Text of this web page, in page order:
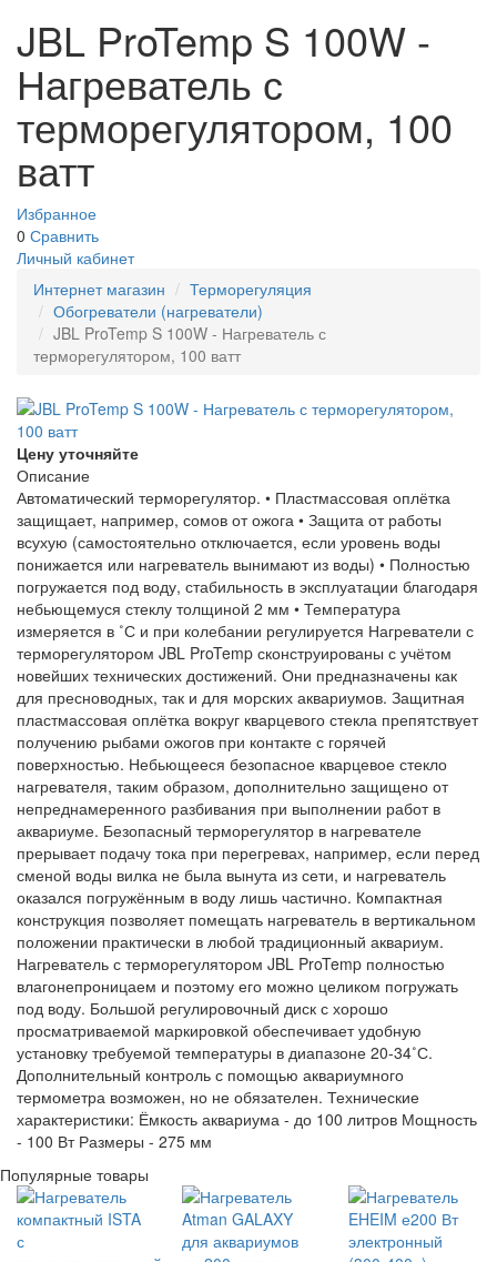
JBL ProTemp S 100W -
Нагреватель с
терморегулятором, 100
ватт
Избранное
0 Сравнить
Личный кабинет
Интернет магазин
Терморегуляция
Обогреватели (нагреватели)
JBL ProTemp S 100W - Нагреватель с
терморегулятором, 100 ватт
Цену уточняйте
Описание
Автоматический терморегулятор. • Пластмассовая оплётка
защищает, например, сомов от ожога • Защита от работы
всухую (самостоятельно отключается, если уровень воды
понижается или нагреватель вынимают из воды) • Полностью
погружается под воду, стабильность в эксплуатации благодаря
небьющемуся стеклу толщиной 2 мм • Температура
измеряется в ˚С и при колебании регулируется Нагреватели с
терморегулятором JBL ProTemp сконструированы с учётом
новейших технических достижений. Они предназначены как
для пресноводных, так и для морских аквариумов. Защитная
пластмассовая оплётка вокруг кварцевого стекла препятствует
получению рыбами ожогов при контакте с горячей
поверхностью. Небьющееся безопасное кварцевое стекло
нагревателя, таким образом, дополнительно защищено от
непреднамеренного разбивания при выполнении работ в
аквариуме. Безопасный терморегулятор в нагревателе
прерывает подачу тока при перегревах, например, если перед
сменой воды вилка не была вынута из сети, и нагреватель
оказался погружённым в воду лишь частично. Компактная
конструкция позволяет помещать нагреватель в вертикальном
положении практически в любой традиционный аквариум.
Нагреватель с терморегулятором JBL ProTemp полностью
влагонепроницаем и поэтому его можно целиком погружать
под воду. Большой регулировочный диск с хорошо
просматриваемой маркировкой обеспечивает удобную
установку требуемой температуры в диапазоне 20-34˚С.
Дополнительный контроль с помощью аквариумного
термометра возможен, но не обязателен. Технические
характеристики: Ёмкость аквариума - до 100 литров Мощность
- 100 Вт Размеры - 275 мм
Популярные товары